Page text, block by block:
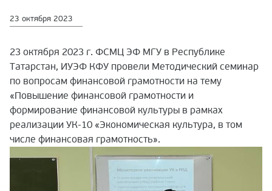
23 октября 2023
23 октября 2023 г. ФСМЦ ЭФ МГУ в Республике
Татарстан, ИУЭФ КФУ провели Методический семинар
по вопросам финансовой грамотности на тему
«Повышение финансовой грамотности и
формирование финансовой культуры в рамках
реализации УК-10 «Экономическая культура, в том
числе финансовая грамотность».